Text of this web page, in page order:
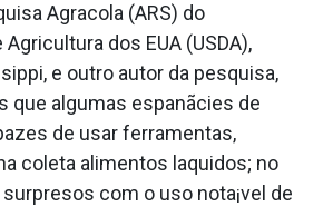
Agra­cola (ARS) do
dos EUA (USDA),
e outro autor da pesquisa,
que algumas espanãcies de
de usar ferramentas,
coleta alimentos la­quidos; no
com o uso nota¡vel de